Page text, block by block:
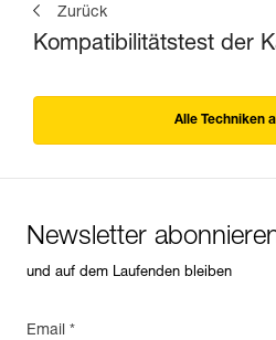
Zurück
Kompatibilitätstest der
Alle Techniken
Newsletter
und auf dem Laufenden bleiben
Email *